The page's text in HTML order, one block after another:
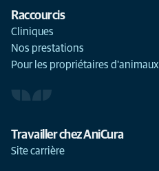
Raccourcis
Cliniques
Nos prestations
Pour les propriétaires d'animaux
Travailler chez AniCura
Site carrière